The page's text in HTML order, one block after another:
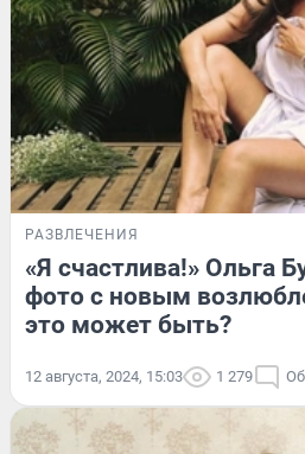
РАЗВЛЕЧЕНИЯ
«Я счастлива!» Ольга
фото с новым
это может быть?
12 августа, 2024, 15:03 1 279